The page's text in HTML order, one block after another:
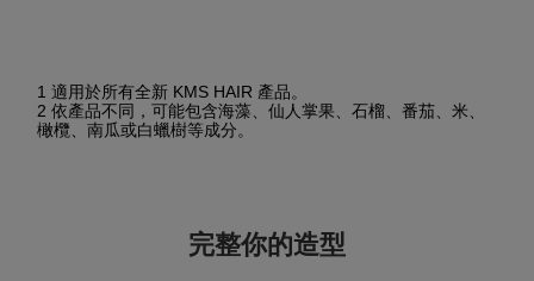
1 適用於所有全新 KMS HAIR 產品。
2 依產品不同，可能包含海藻、仙人掌果、石榴、番茄、米、
橄欖、南瓜或白蠟樹等成分。
完整你的造型